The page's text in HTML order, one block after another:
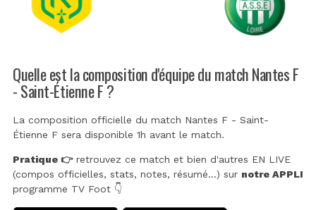
Quelle est la composition d'équipe du match Nantes F
- Saint-Étienne F ?
La composition officielle du match Nantes F - Saint-
Étienne F sera disponible 1h avant le match.
Pratique 👉retrouvez ce match et bien d'autres EN LIVE
(compos officielles, stats, notes, résumé...) sur notre APPLI
programme TV Foot 👇